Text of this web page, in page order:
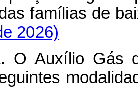
famílias de
2026)
O Auxílio Gás